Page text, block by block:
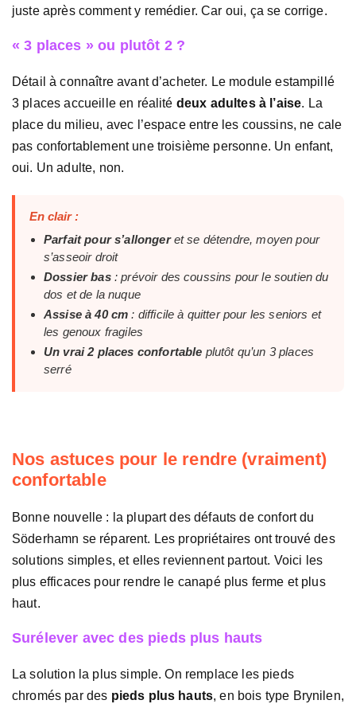
juste après comment y remédier. Car oui, ça se corrige.
« 3 places » ou plutôt 2 ?
Détail à connaître avant d’acheter. Le module estampillé
3 places accueille en réalité deux adultes à l’aise. La
place du milieu, avec l’espace entre les coussins, ne cale
pas confortablement une troisième personne. Un enfant,
oui. Un adulte, non.
En clair :
Parfait pour s’allongeret se détendre, moyen pour
s’asseoir droit
Dossier bas: prévoir des coussins pour le soutien du
dos et de la nuque
Assise à 40 cm : difficile à quitter pour les seniors et
les genoux fragiles
Un vrai 2 places confortable plutôt qu’un 3 places
serré
Nos astuces pour le rendre (vraiment)
confortable
Bonne nouvelle : la plupart des défauts de confort du
Söderhamn se réparent. Les propriétaires ont trouvé des
solutions simples, et elles reviennent partout. Voici les
plus efficaces pour rendre le canapé plus ferme et plus
haut.
Surélever avec des pieds plus hauts
La solution la plus simple. On remplace les pieds
chromés par des pieds plus hauts, en bois type Brynilen,